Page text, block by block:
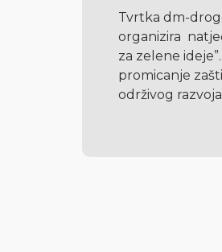
Tvrtka dm-
organizira
za zelene
promicanje
održivog